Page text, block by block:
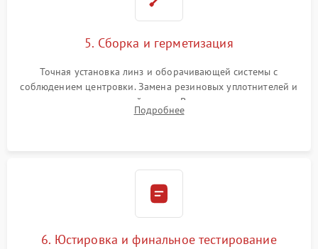
5. Сборка и герметизация
Точная установка линз и оборачивающей системы с
соблюдением центровки. Замена резиновых уплотнителей и
нанесение влагозащитной смазки. Вакуумирование корпуса
и заполнение его осушенным азотом или аргоном для
Подробнее
6. Юстировка и финальное тестирование